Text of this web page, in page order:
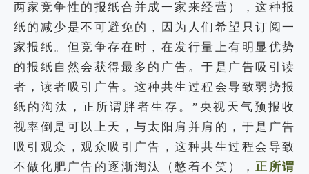
两家竞争性的报纸合并成一家来经营），这种报
纸的减少是不可避免的，因为人们希望只订阅一
家报纸。但竞争存在时，在发行量上有明显优势
的报纸自然会获得最多的广告。于是广告吸引读
者，读者吸引广告。这种共生过程会导致弱势报
纸的淘汰，正所谓胖者生存。”央视天气预报收
视率倒是可以上天，与太阳肩并肩的，于是广告
吸引观众，观众吸引广告，这种共生过程会导致
不做化肥广告的逐渐淘汰（憋着不笑），正所谓